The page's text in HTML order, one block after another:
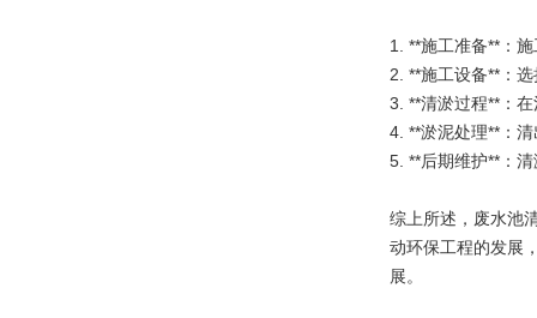
1. **施工准备**：
2. **施工设备**：
3. **清淤过程**：
4. **淤泥处理**：
5. **后期维护**：
综上所述，废水池
动环保工程的发展
展。